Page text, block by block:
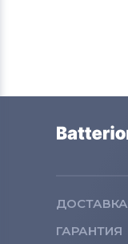
ДОСТАВКА
ГАРАНТИЯ